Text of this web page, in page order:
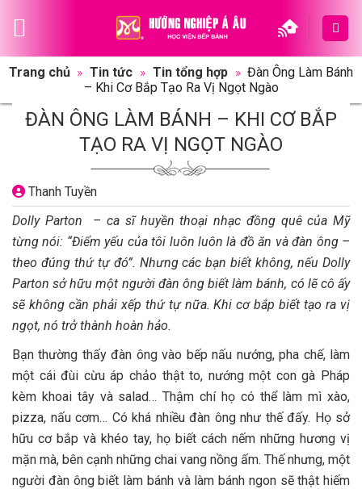
Trang chủ » Tin tức » Tin tổng hợp » Đàn Ông Làm Bánh
– Khi Cơ Bắp Tạo Ra Vị Ngọt Ngào
ĐÀN ÔNG LÀM BÁNH – KHI CƠ BẮP
TẠO RA VỊ NGỌT NGÀO
Thanh Tuyền
Dolly Parton – ca sĩ huyền thoại nhạc đồng quê của Mỹ
từng nói: “Điểm yếu của tôi luôn luôn là đồ ăn và đàn ông –
theo đúng thứ tự đó”. Nhưng các bạn biết không, nếu Dolly
Parton sở hữu một người đàn ông biết làm bánh, có lẽ cô ấy
sẽ không cần phải xếp thứ tự nữa. Khi cơ bắp biết tạo ra vị
ngọt, nó trở thành hoàn hảo.
Bạn thường thấy đàn ông vào bếp nấu nướng, pha chế, làm
một cái đùi cừu áp chảo thật to, nướng một con gà Pháp
kèm khoai tây và salad… Thậm chí họ có thể làm mì xào,
pizza, nấu cơm… Có khá nhiều đàn ông như thế đấy. Họ sở
hữu cơ bắp và khéo tay, họ biết cách nếm những hương vị
mặn mà, bên cạnh những chai vang nồng ấm. Thế nhưng, một
người đàn ông biết làm bánh và làm bánh ngon sẽ thật hiếm